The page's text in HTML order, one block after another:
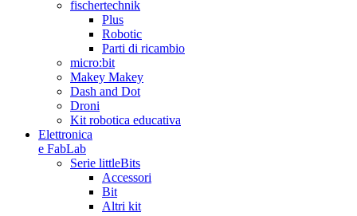
fischertechnik
Plus
Robotic
Parti di ricambio
micro:bit
Makey Makey
Dash and Dot
Droni
Kit robotica educativa
Elettronica
e FabLab
Serie littleBits
Accessori
Bit
Altri kit